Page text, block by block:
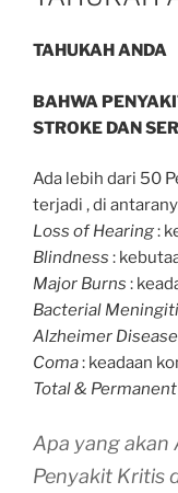
TAHUKAH ANDA
BAHWA
STROKE DAN
Ada lebih dari 50
terjadi , di
Loss of Hearing:
Blindness :
Major Burns :
Bacterial
Alzheimer Disease
Coma: keadaan
Total &
Apa yang akan
Penyakit Kritis